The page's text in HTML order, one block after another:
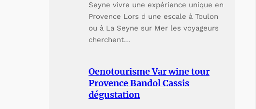
Seyne vivre une expérience unique en
Provence Lors d une escale à Toulon
ou à La Seyne sur Mer les voyageurs
cherchent…
Oenotourisme Var wine tour
Provence Bandol Cassis
dégustation